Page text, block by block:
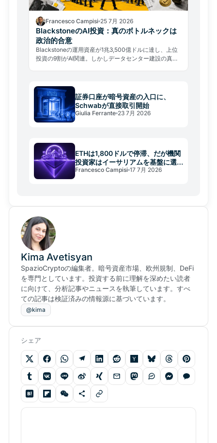
Francesco Campisi 25 7月 2026
BlackstoneのAI投資：真のボトルネックは
政治的合意
Blackstoneの運用資産が1兆3,500億ドルに達し、上位
投資の9割がAI関連。しかしデータセンター建設の真の
証券口座が暗号資産の入口に、
Schwabが直接取引開始
Giulia Ferrante 23 7月 2026
ETHは1,800ドルで停滞、だが機関
投資家はイーサリアムを基盤に選
ぶ
Francesco Campisi 17 7月 2026
Kima Avetisyan
SpazioCryptoの編集者。暗号資産市場、欧州規制、DeFi
を専門としています。投資する前に理解を深めたい読者
に向けて、分析記事やニュースを執筆しています。すべ
ての記事は検証済みの情報源に基づいています。
@kima
シェア